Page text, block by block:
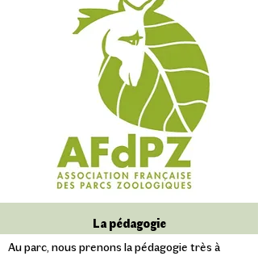
Au parc, nous prenons la pédagogie très à
La pédagogie